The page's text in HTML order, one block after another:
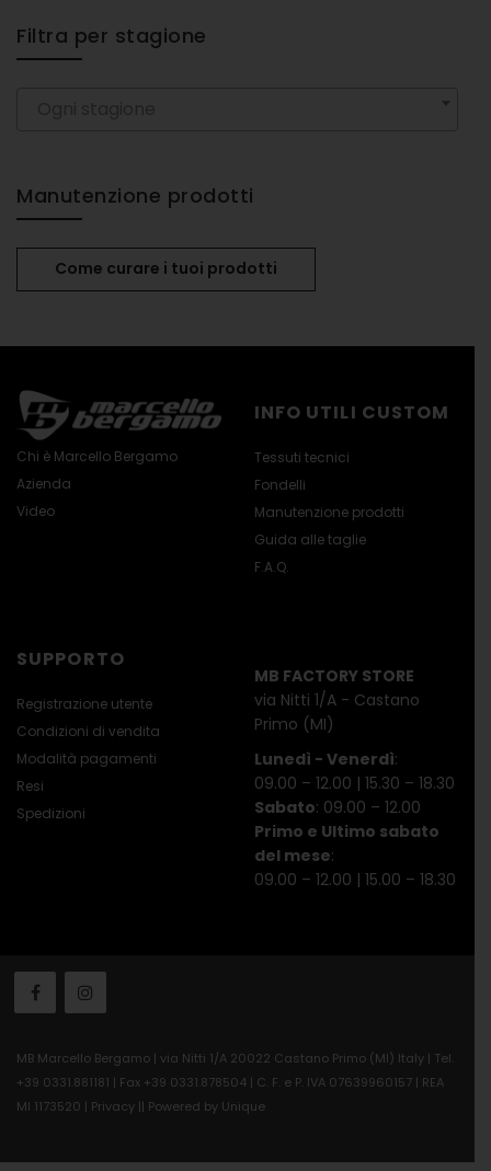
Filtra per stagione
Manutenzione prodotti
Come curare i tuoi prodotti
Chi è Marcello Bergamo
Azienda
Video
INFO UTILI CUSTOM
Tessuti tecnici
Fondelli
Manutenzione prodotti
Guida alle taglie
F.A.Q.
SUPPORTO
Registrazione utente
Condizioni di vendita
Modalità pagamenti
Resi
Spedizioni
MB FACTORY STORE
via Nitti 1/A - Castano
Primo (MI)
Lunedì - Venerdì:
09.00 – 12.00 | 15.30 – 18.30
Sabato: 09.00 – 12.00
Primo e Ultimo sabato
del mese:
09.00 – 12.00 | 15.00 – 18.30
MB Marcello Bergamo | via Nitti 1/A 20022 Castano Primo (MI) Italy | Tel.
+39 0331.881181 | Fax +39 0331.878504 | C. F. e P. IVA 07639960157 | REA
MI 1173520 | Privacy || Powered by Unique